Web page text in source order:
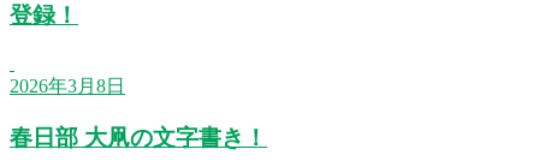
登録！
2026年3月8日
春日部 大凧の文字書き！